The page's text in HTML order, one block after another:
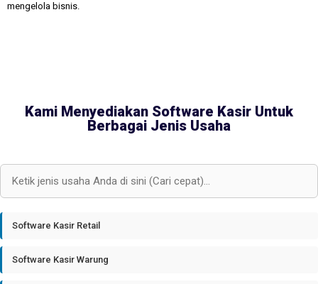
mengelola bisnis.
Kami Menyediakan Software Kasir Untuk
Berbagai Jenis Usaha
Software Kasir Retail
Software Kasir Warung